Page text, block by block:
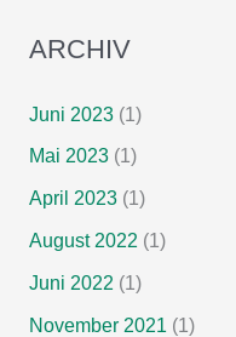
4
in
Tertiary
Referral
ARCHIV
Juni 2023(1)
Mai 2023(1)
April 2023(1)
August 2022 (1)
Juni 2022 (1)
November 2021 (1)